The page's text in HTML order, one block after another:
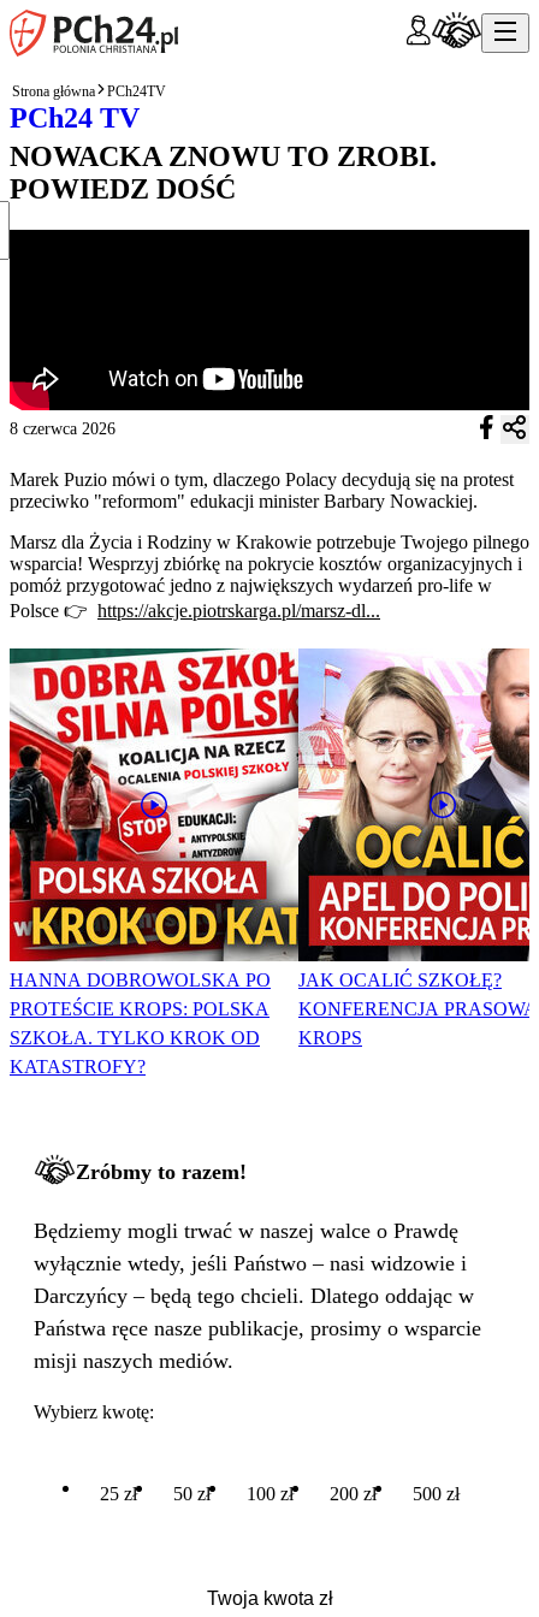
Strona główna PCh24TV
PCh24 TV
NOWACKA ZNOWU TO ZROBI.
POWIEDZ DOŚĆ
8 czerwca 2026
Marek Puzio mówi o tym, dlaczego Polacy decydują się na protest
przeciwko "reformom" edukacji minister Barbary Nowackiej.
Marsz dla Życia i Rodziny w Krakowie potrzebuje Twojego pilnego
wsparcia! Wesprzyj zbiórkę na pokrycie kosztów organizacyjnych i
pomóż przygotować jedno z największych wydarzeń pro-life w
Polsce 👉 https://akcje.piotrskarga.pl/marsz-dl...
HANNA DOBROWOLSKA PO
PROTEŚCIE KROPS: POLSKA
SZKOŁA. TYLKO KROK OD
KATASTROFY?
JAK OCALIĆ SZKOŁĘ?
KONFERENCJA PRASOWA
KROPS
Zróbmy to razem!
Będziemy mogli trwać w naszej walce o Prawdę
wyłącznie wtedy, jeśli Państwo – nasi widzowie i
Darczyńcy – będą tego chcieli. Dlatego oddając w
Państwa ręce nasze publikacje, prosimy o wsparcie
misji naszych mediów.
Wybierz kwotę:
25 zł 50 zł 100 zł 200 zł 500 zł